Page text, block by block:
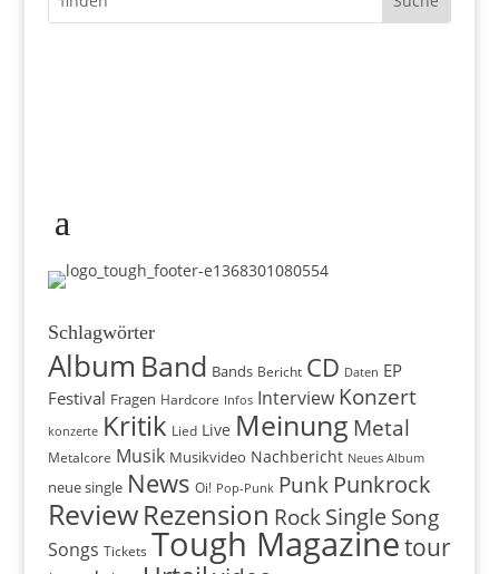
Schlagwörter
Album Band Bands Bericht CD Daten EP
Festival Fragen Hardcore Infos Interview Konzert
konzerte Kritik Lied Live Meinung Metal
Metalcore Musik Musikvideo Nachbericht Neues Album
neue single News Oi! Pop-Punk Punk Punkrock
ReviewRezension Rock Single Song
Songs Tickets Tough Magazinetour